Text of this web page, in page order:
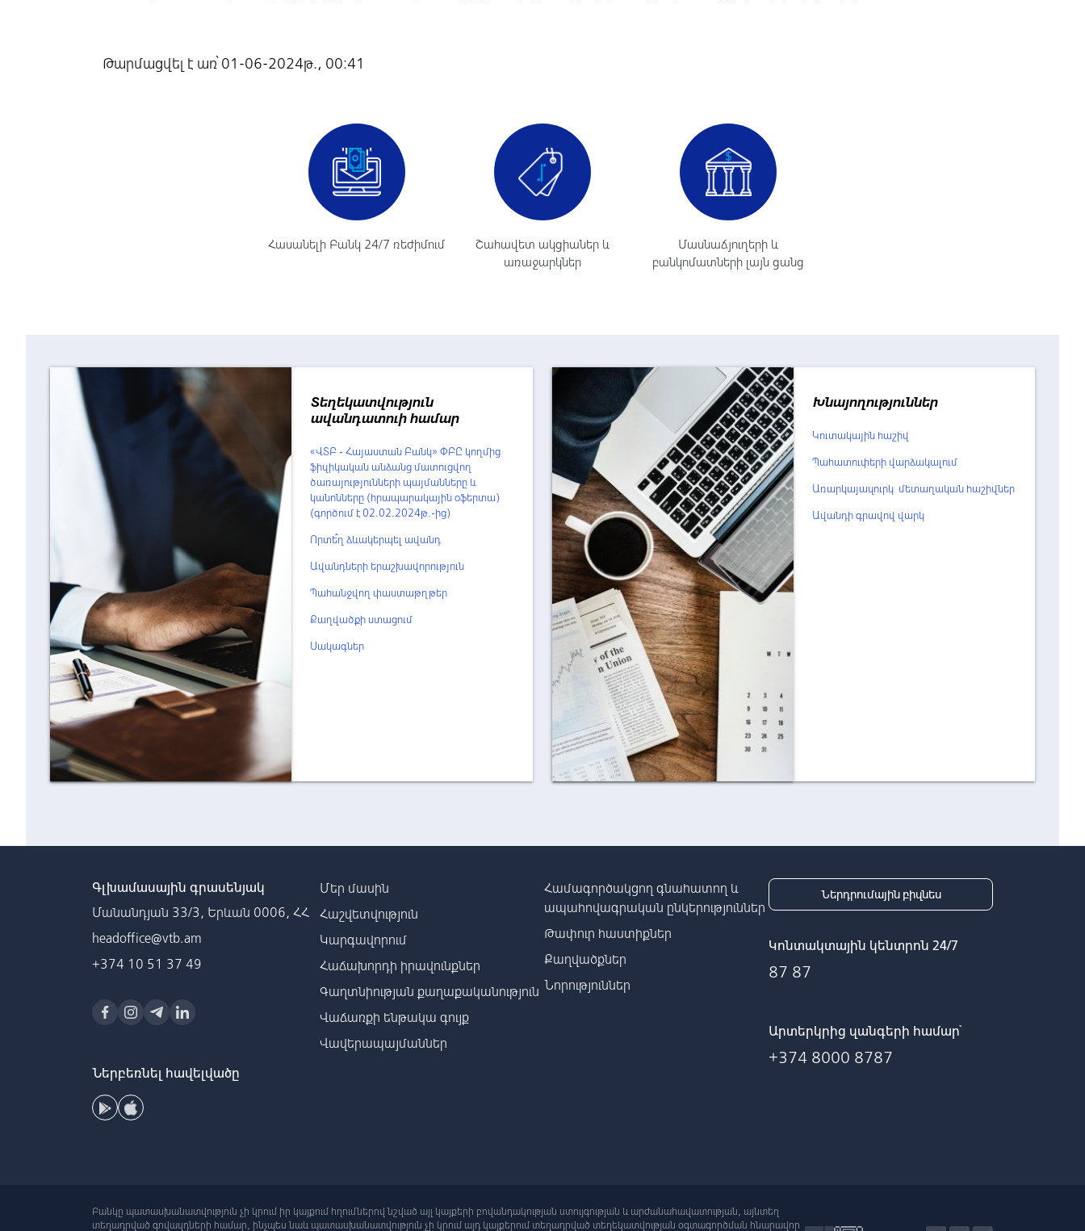
Թարմացվել է առ՝ 01-06-2024թ., 00:41
Հասանելի Բանկ 24/7 ռեժիմում
Շահավետ ակցիաներ և
առաջարկներ
Մասնաճյուղերի և
բանկոմատների լայն ցանց
Տեղեկատվություն
ավանդատուի համար
«ՎՏԲ - Հայաստան Բանկ» ՓԲԸ կողմից
ֆիզիկական անձանց մատուցվող
ծառայությունների պայմանները և
կանոնները (հրապարակային օֆերտա)
(գործում է 02.02.2024թ.-ից)
Որտե՞ղ ձևակերպել ավանդ
Ավանդների երաշխավորություն
Պահանջվող փաստաթղթեր
Քաղվածքի ստացում
Սակագներ
Խնայողություններ
Կուտակային հաշիվ
Պահատուփերի վարձակալում
Առարկայազուրկ մետաղական հաշիվներ
Ավանդի գրավով վարկ
Գլխամասային գրասենյակ
Մանանդյան 33/3, Երևան 0006, ՀՀ
headoffice@vtb.am
+374 10 51 37 49
Ներբեռնել հավելվածը
Մեր մասին
Հաշվետվություն
Կարգավորում
Հաճախորդի իրավունքներ
Գաղտնիության քաղաքականություն
Վաճառքի ենթակա գույք
Վավերապայմաններ
Համագործակցող գնահատող և
ապահովագրական ընկերություններ
Թափուր հաստիքներ
Քաղվածքներ
Նորություններ
Ներդրումային բիզնես
Կոնտակտային կենտրոն 24/7
87 87
Արտերկրից զանգերի համար՝
+374 8000 8787
Բանկը պատասխանատվություն չի կրում իր կայքում հղումներով նշված այլ կայքերի բովանդակության ստույգության և արժանահավատության, այնտեղ
տեղադրված գովազդների համար, ինչպես նաև պատասխանատվություն չի կրում այդ կայքերում տեղադրված տեղեկատվության օգտագործման հնարավոր